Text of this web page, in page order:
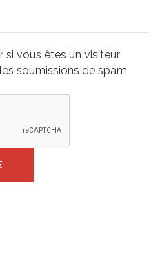
si vous êtes un visiteur
soumissions de spam